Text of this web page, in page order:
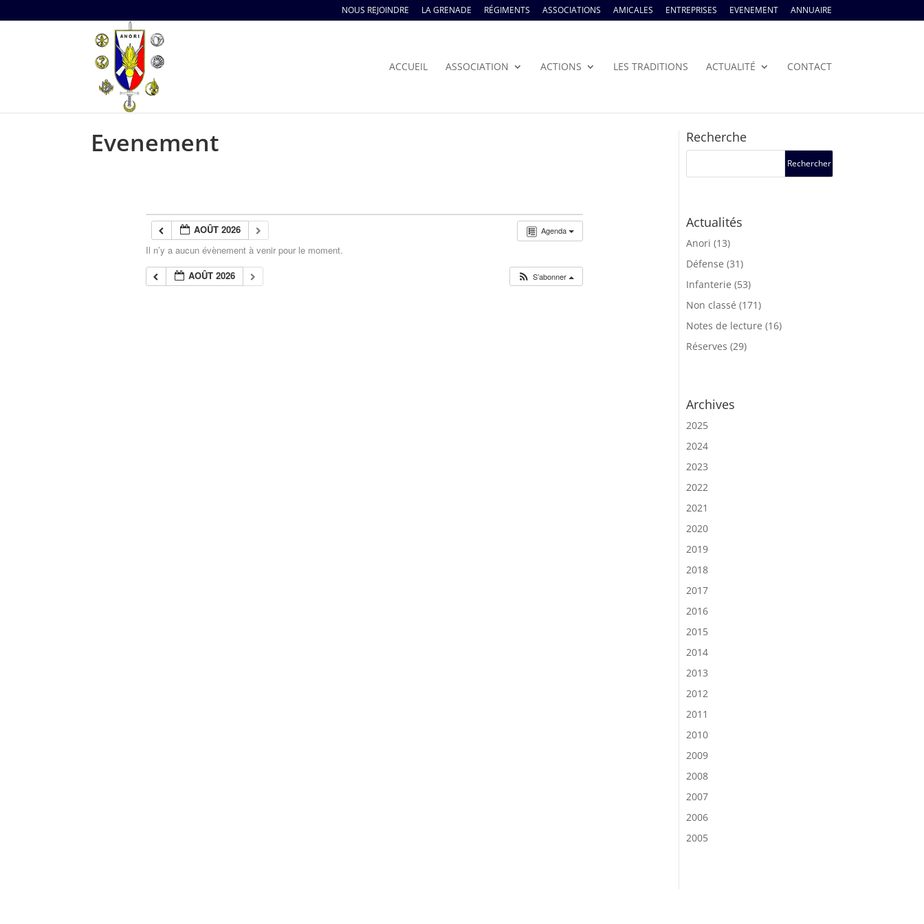
NOUS REJOINDRE LA GRENADE RÉGIMENTS ASSOCIATIONS AMICALES ENTREPRISES EVENEMENT ANNUAIRE
ACCUEIL ASSOCIATION ACTIONS LES TRADITIONS ACTUALITÉ CONTACT
Evenement
Agenda
AOÛT 2026
Il n’y a aucun évènement à venir pour le moment.
AOÛT 2026
S’abonner
Recherche
Actualités
Anori (13)
Défense (31)
Infanterie (53)
Non classé (171)
Notes de lecture (16)
Réserves (29)
Archives
2025
2024
2023
2022
2021
2020
2019
2018
2017
2016
2015
2014
2013
2012
2011
2010
2009
2008
2007
2006
2005